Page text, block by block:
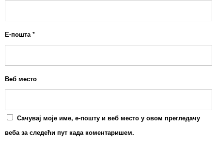
Е-пошта*
Веб место
Сачувај моје име, е-пошту и веб место у овом прегледачу
веба за следећи пут када коментаришем.